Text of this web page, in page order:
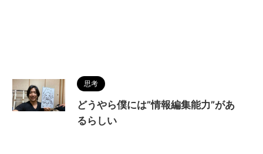
思考
どうやら僕には”情報編集能力”があ
るらしい